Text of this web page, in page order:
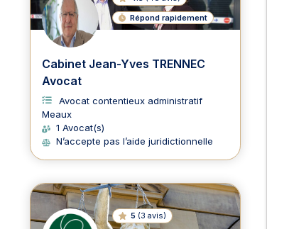
Répond rapidement
Cabinet Jean-Yves TRENNEC
Avocat
Avocat contentieux administratif
Meaux
1 Avocat(s)
N’accepte pas l’aide juridictionnelle
5 (3 avis)